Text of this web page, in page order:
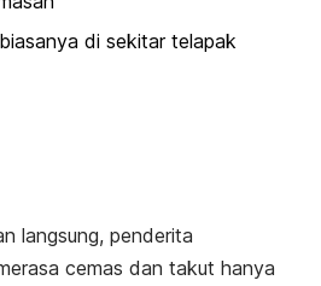
di sekitar telapak
langsung, penderita
cemas dan takut hanya